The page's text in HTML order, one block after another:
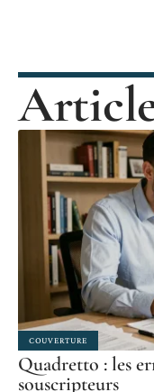
COUVERTURE
Quadretto : les
souscripteurs